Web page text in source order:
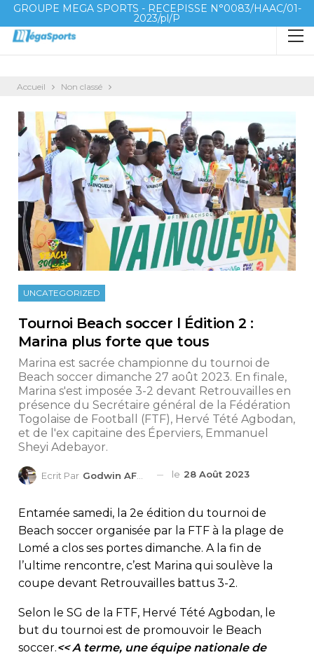
GROUPE MEGA SPORTS - RECEPISSE N°0083/HAAC/01-
2023/pl/P
Accueil Non classé
UNCATEGORIZED
Tournoi Beach soccer l Édition 2 :
Marina plus forte que tous
Marina est sacrée championne du tournoi de
Beach soccer dimanche 27 août 2023. En finale,
Marina s'est imposée 3-2 devant Retrouvailles en
présence du Secrétaire général de la Fédération
Togolaise de Football (FTF), Hervé Tété Agbodan,
et de l'ex capitaine des Éperviers, Emmanuel
Sheyi Adebayor.
Ecrit Par Godwin AFEDO le 28 Août 2023
Entamée samedi, la 2e édition du tournoi de
Beach soccer organisée par la FTF à la plage de
Lomé a clos ses portes dimanche. A la fin de
l’ultime rencontre, c’est Marina qui soulève la
coupe devant Retrouvailles battus 3-2.
Selon le SG de la FTF, Hervé Tété Agbodan, le
but du tournoi est de promouvoir le Beach
soccer.<< A terme, une équipe nationale de